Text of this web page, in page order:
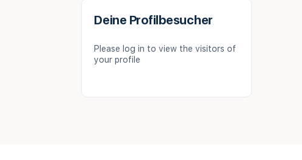
Deine Profilbesucher
Please log in to view the visitors of
your profile